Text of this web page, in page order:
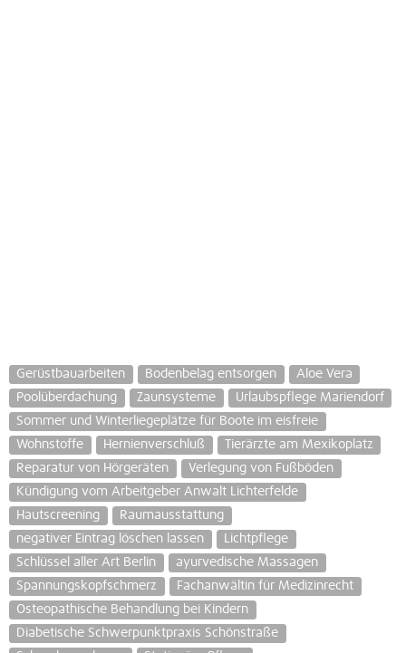
Gerüstbauarbeiten Bodenbelag entsorgen
Aloe Vera
Poolüberdachung
Zaunsysteme
Urlaubspflege Mariendorf
Sommer und Winterliegeplätze für Boote im eisfreie
Wohnstoffe
Hernienverschluß
Tierärzte am Mexikoplatz
Reparatur von Hörgeräten
Verlegung von Fußböden
Kündigung vom Arbeitgeber Anwalt Lichterfelde
Hautscreening
Raumausstattung
negativer Eintrag löschen lassen
Lichtpflege
Schlüssel aller Art Berlin
ayurvedische Massagen
Spannungskopfschmerz
Fachanwältin für Medizinrecht
Osteopathische Behandlung bei Kindern
Diabetische Schwerpunktpraxis Schönstraße